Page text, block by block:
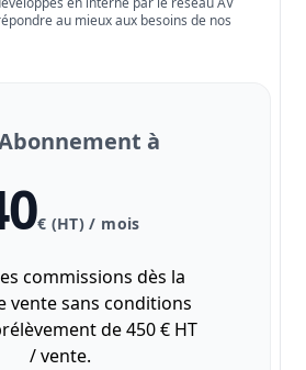
au mieux aux besoins de nos
à
€ (HT) / mois
commissions dès la
vente sans conditions
de 450 € HT
/ vente.